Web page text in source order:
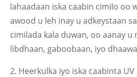
lahaadaan iska caabin cimilo oo
awood u leh inay u adkeystaan
cimilada kala duwan, oo aanay u
libdhaan, gaboobaan, iyo
2. Heerkulka iyo iska caabinta UV